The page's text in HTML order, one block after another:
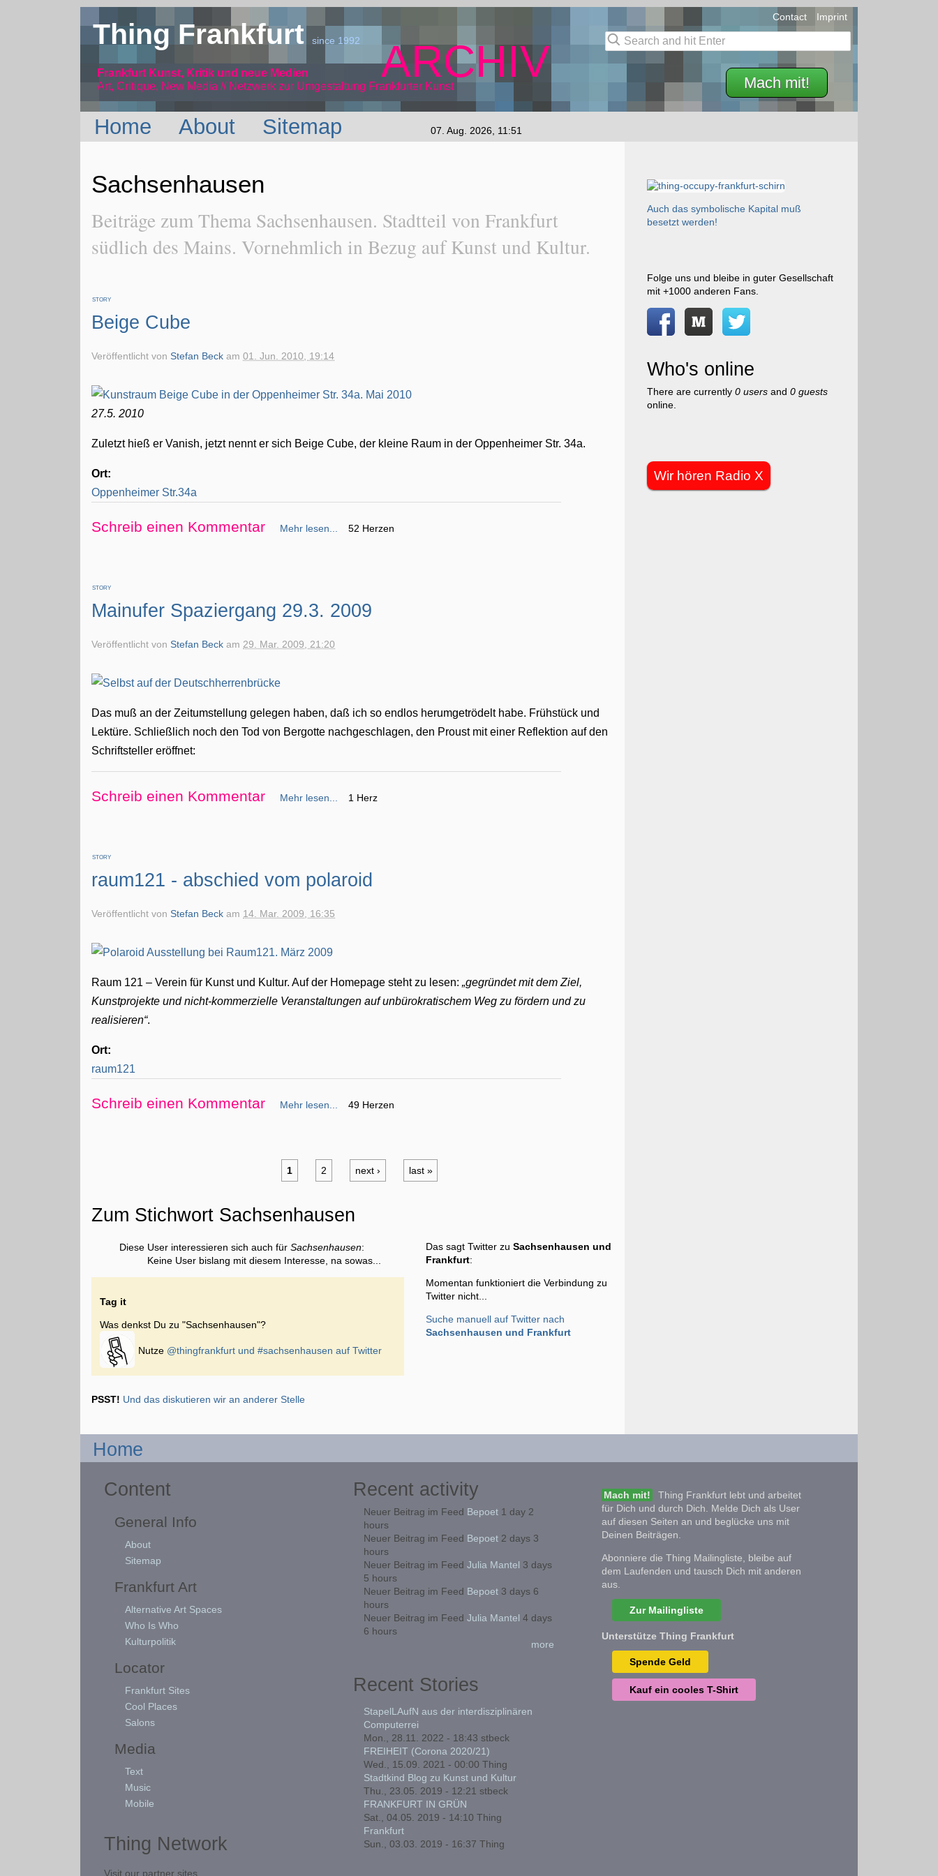
Thing Frankfurtsince 1992
Frankfurt Kunst, Kritik und neue Medien
Art, Critique, New Media // Netzwerk
ARCHIV
zur Umgestaltung Frankfurter Kunst Mach mit!
Contact Imprint
Home About Sitemap 07. Aug. 2026, 11:51
Sachsenhausen
Beiträge zum Thema Sachsenhausen. Stadtteil von Frankfurt
südlich des Mains. Vornehmlich in Bezug auf Kunst und Kultur.
STORY
Beige Cube
Veröffentlicht vonStefan Beck am01. Jun. 2010, 19:14
27.5. 2010
Zuletzt hieß er Vanish, jetzt nennt er sich Beige Cube, der kleine Raum in der Oppenheimer Str. 34a.
Ort:
Oppenheimer Str.34a
Schreib einen Kommentar Mehr lesen... 52 Herzen
STORY
Mainufer Spaziergang 29.3. 2009
Veröffentlicht vonStefan Beck am29. Mar. 2009, 21:20
Das muß an der Zeitumstellung gelegen haben, daß ich so endlos herumgetrödelt habe. Frühstück und
Lektüre. Schließlich noch den Tod von Bergotte nachgeschlagen, den Proust mit einer Reflektion auf den
Schriftsteller eröffnet:
Schreib einen Kommentar Mehr lesen... 1 Herz
STORY
raum121 - abschied vom polaroid
Veröffentlicht vonStefan Beck am 14. Mar. 2009, 16:35
Raum 121 – Verein für Kunst und Kultur. Auf der Homepage steht zu lesen: gegründet mit dem Ziel,
Kunstprojekte und nicht-kommerzielle Veranstaltungen auf unbürokratischem Weg zu fördern und zu
realisieren .
Ort:
raum121
Schreib einen Kommentar Mehr lesen... 49 Herzen
1 2 next › last »
Zum Stichwort Sachsenhausen
Diese User interessieren sich auch fürSachsenhausen:
Keine User bislang mit diesem Interesse, na sowas...
Tag it
Was denkst Du zu "Sachsenhausen"?
Nutze @thingfrankfurt und#sachsenhausen auf Twitter
Das sagt Twitter zu Sachsenhausen und
Frankfurt:
Momentan funktioniert die Verbindung zu
Twitter nicht...
Suche manuell auf Twitter nach
Sachsenhausen und Frankfurt
PSST! Und das diskutieren wir an anderer Stelle
Auch das symbolische Kapital muß
besetzt werden!
Folge uns und bleibe in guter Gesellschaft
mit +1000 anderen Fans.
Who's online
There are currently 0 usersand 0 guests
online.
Wir hören Radio X
Home
Content
General Info
About
Sitemap
Frankfurt Art
Alternative Art Spaces
Who Is Who
Kulturpolitik
Locator
Frankfurt Sites
Cool Places
Salons
Media
Text
Music
Mobile
Thing Network
Visit our partner sites
Recent activity
Neuer Beitrag im Feed Bepoet1 day 2
hours
Neuer Beitrag im Feed Bepoet2 days 3
hours
Neuer Beitrag im Feed Julia Mantel 3 days
5 hours
Neuer Beitrag im Feed Bepoet3 days 6
hours
Neuer Beitrag im Feed Julia Mantel 4 days
6 hours
more
Recent Stories
StapelLAufN aus der interdisziplinären
Computerrei
Mon., 28.11. 2022 - 18:43 stbeck
FREIHEIT (Corona 2020/21)
Wed., 15.09. 2021 - 00:00 Thing
Stadtkind Blog zu Kunst und Kultur
Thu., 23.05. 2019 - 12:21 stbeck
FRANKFURT IN GRÜN
Sat., 04.05. 2019 - 14:10 Thing
Frankfurt
Sun., 03.03. 2019 - 16:37 Thing
Mach mit!
Thing Frankfurt lebt und arbeitet
für Dich und durch Dich. Melde Dich als User
auf diesen Seiten an und beglücke uns mit
Deinen Beiträgen.
Abonniere die Thing Mailingliste, bleibe auf
dem Laufenden und tausch Dich mit anderen
aus.
Zur Mailingliste
Unterstütze Thing Frankfurt
Spende Geld
Kauf ein cooles T-Shirt